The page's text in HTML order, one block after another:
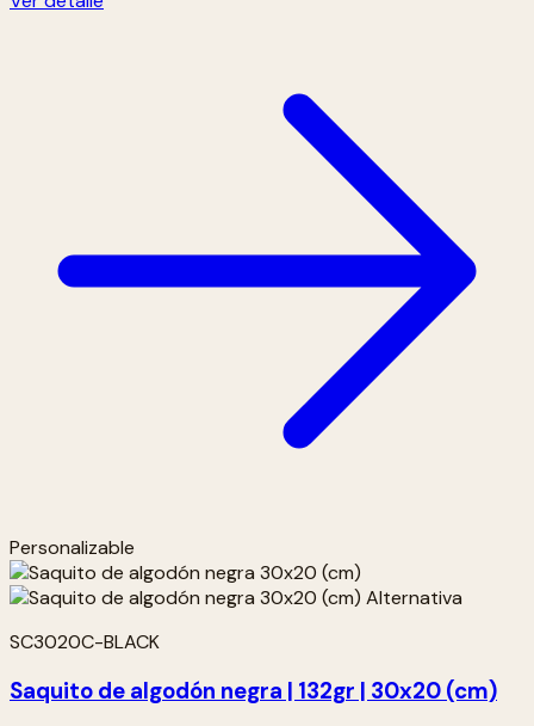
Personalizable
SC3020C-BLACK
Saquito de algodón negra | 132gr | 30x20 (cm)